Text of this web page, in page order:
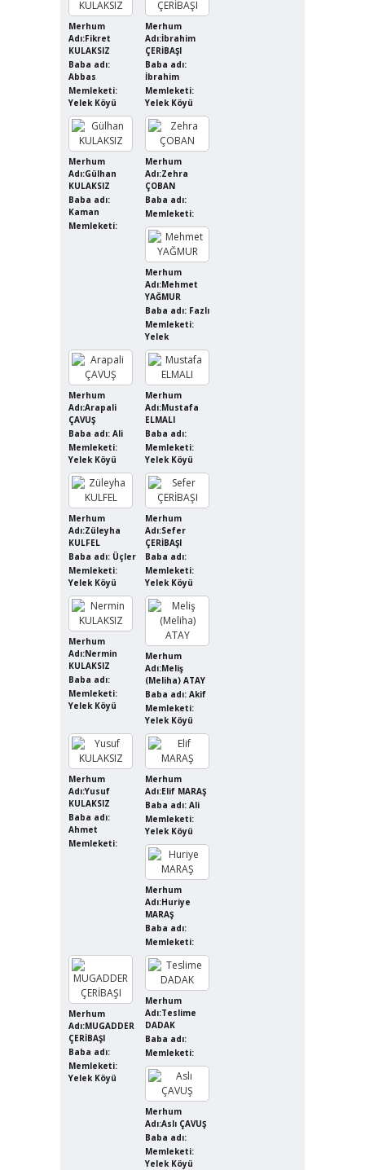
Merhum
Adı:Fikret
KULAKSIZ
Baba adı:
Abbas
Memleketi:
Yelek Köyü
Merhum
Adı:İbrahim
ÇERİBAŞI
Baba adı:
İbrahim
Memleketi:
Yelek Köyü
Merhum
Adı:Gülhan
KULAKSIZ
Baba adı:
Kaman
Memleketi:
Merhum
Adı:Zehra
ÇOBAN
Baba adı:
Memleketi:
Merhum
Adı:Mehmet
YAĞMUR
Baba adı: Fazlı
Memleketi:
Yelek
Merhum
Adı:Arapali
ÇAVUŞ
Baba adı: Ali
Memleketi:
Yelek Köyü
Merhum
Adı:Mustafa
ELMALI
Baba adı:
Memleketi:
Yelek Köyü
Merhum
Adı:Züleyha
KULFEL
Baba adı: Üçler
Memleketi:
Yelek Köyü
Merhum
Adı:Sefer
ÇERİBAŞI
Baba adı:
Memleketi:
Yelek Köyü
Merhum
Adı:Nermin
KULAKSIZ
Baba adı:
Memleketi:
Yelek Köyü
Merhum
Adı:Meliş
(Meliha) ATAY
Baba adı: Akif
Memleketi:
Yelek Köyü
Merhum
Adı:Yusuf
KULAKSIZ
Baba adı:
Ahmet
Memleketi:
Merhum
Adı:Elif MARAŞ
Baba adı: Ali
Memleketi:
Yelek Köyü
Merhum
Adı:Huriye
MARAŞ
Baba adı:
Memleketi:
Merhum
Adı:MUGADDER
ÇERİBAŞI
Baba adı:
Memleketi:
Yelek Köyü
Merhum
Adı:Teslime
DADAK
Baba adı:
Memleketi:
Merhum
Adı:Aslı ÇAVUŞ
Baba adı:
Memleketi:
Yelek Köyü